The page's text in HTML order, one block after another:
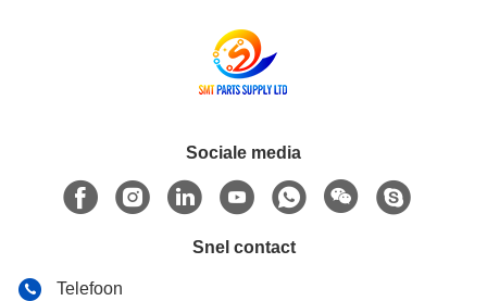
Sociale media
Snel contact
Telefoon